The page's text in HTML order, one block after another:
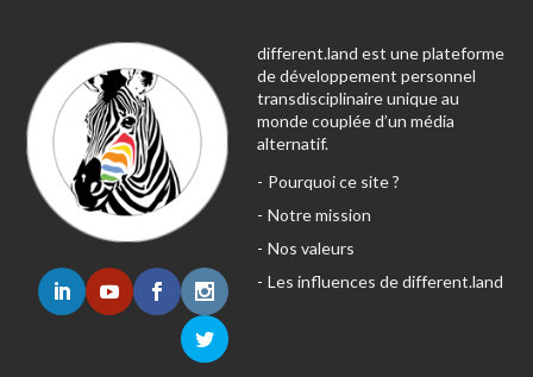
different.land est une plateforme
de développement personnel
transdisciplinaire unique au
monde couplée d’un média
alternatif.
Pourquoi ce site ?
Notre mission
Nos valeurs
Les influences de different.land